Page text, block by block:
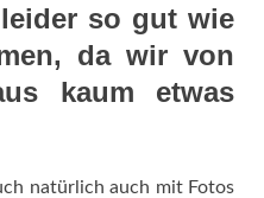
so gut wie
da wir von
kaum etwas
natürlich auch mit Fotos